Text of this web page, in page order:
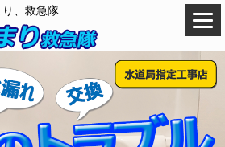
、救急隊